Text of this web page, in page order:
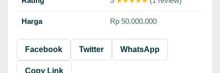
Harga Rp 50.000.000
Facebook Twitter WhatsApp
Copy Link